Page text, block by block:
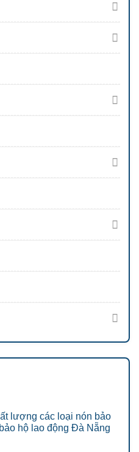
lượng các loại nón bảo
hộ lao động Đà Nẵng